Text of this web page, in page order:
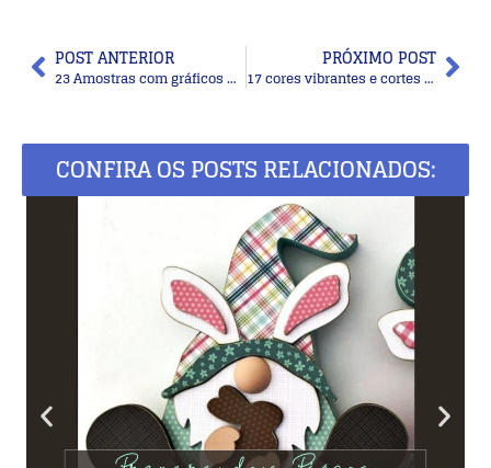
POST ANTERIOR
23 Amostras com gráficos de pontos de tricô – parte 2
PRÓXIMO POST
17 cores vibrantes e cortes de cabelos inspiradores para dar um “up” no visual
CONFIRA OS POSTS RELACIONADOS: